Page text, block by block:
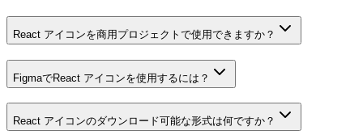
React アイコンを商用プロジェクトで使用できますか？
FigmaでReact アイコンを使用するには？
React アイコンのダウンロード可能な形式は何ですか？